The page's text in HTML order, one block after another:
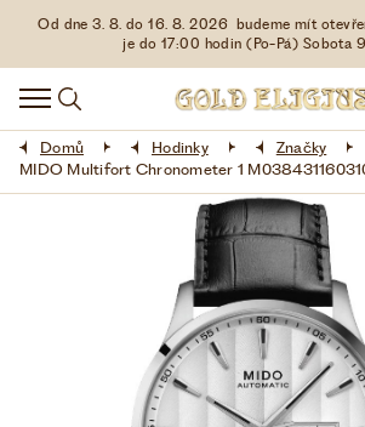
Od dne 3. 8. do 16. 8. 2026 budeme mít
je do 17:00 hodin (Po-Pá) Sobota
HODINKY
DOPLŇKY
ŠPERKY
LIMITOVANÉ EDICE
Domů Hodinky Značky
MIDO Multifort Chronometer 1